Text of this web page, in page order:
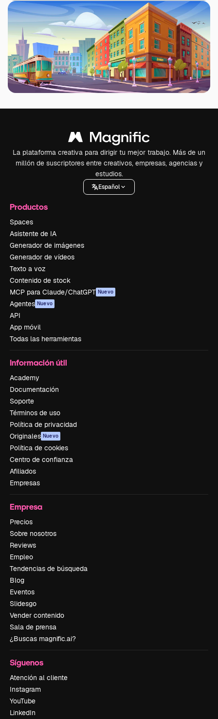
La plataforma creativa para dirigir tu mejor trabajo. Más de un
millón de suscriptores entre creativos, empresas, agencias y
estudios.
Español
Productos
Spaces
Asistente de IA
Generador de imágenes
Generador de vídeos
Texto a voz
Contenido de stock
MCP para Claude/ChatGPT Nuevo
Agentes Nuevo
API
App móvil
Todas las herramientas
Información útil
Academy
Documentación
Soporte
Términos de uso
Política de privacidad
Originales Nuevo
Política de cookies
Centro de confianza
Afiliados
Empresas
Empresa
Precios
Sobre nosotros
Reviews
Empleo
Tendencias de búsqueda
Blog
Eventos
Slidesgo
Vender contenido
Sala de prensa
¿Buscas magnific.ai?
Síguenos
Atención al cliente
Instagram
YouTube
LinkedIn